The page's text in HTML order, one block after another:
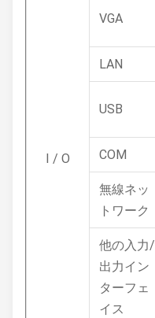
I / O
VGA
LAN
USB
COM
無線ネッ
トワーク
他の入力/
出力イン
ターフェ
イス